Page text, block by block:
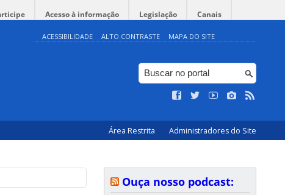
Acesso à informação Legislação Canais
ACESSIBILIDADE ALTO CONTRASTE MAPA DO SITE
Área Restrita Administradores do Site
Ouça nosso podcast: